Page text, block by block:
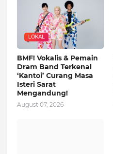
LOKAL
BMF! Vokalis & Pemain
Dram Band Terkenal
‘Kantoi’ Curang Masa
Isteri Sarat
Mengandung!
August 07, 2026